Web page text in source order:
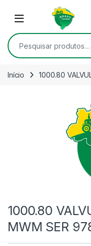
Skip to navigation
Open
Pesquisar por:
Início 1000.80
1000.80
MWM SER